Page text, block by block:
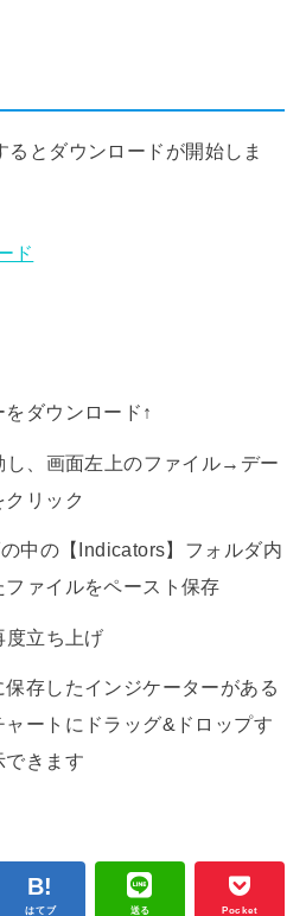
とダウンロードが開始しま
ド
ダウンロード↑
し、画面左上のファイル→デー
リック
の中の【Indicators】フォルダ内
ァイルをペースト保存
度立ち上げ
存したインジケーターがある
ートにドラッグ&ドロップす
できます
はてブ 送る Pocket